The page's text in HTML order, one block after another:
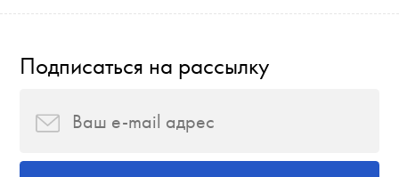
Подписаться на рассылку